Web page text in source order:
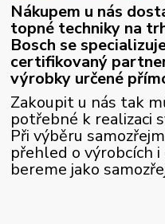
Nákupem u nás
topné techniky na
Bosch se
certifikovaný
výrobky určené
Zakoupit u nás tak
potřebné k realizaci
Při výběru
přehled o výrobcích i
bereme jako